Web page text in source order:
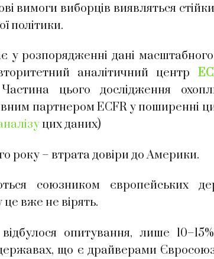
вимоги виборців виявляться
політики.
у розпорядженні дані
аналітичний центр
цього дослідження
партнером ECFR у поширенні
цих даних)
року – втрата довіри до Америки.
союзником європейських
це вже не вірять.
опитування, лише
що є драйверами